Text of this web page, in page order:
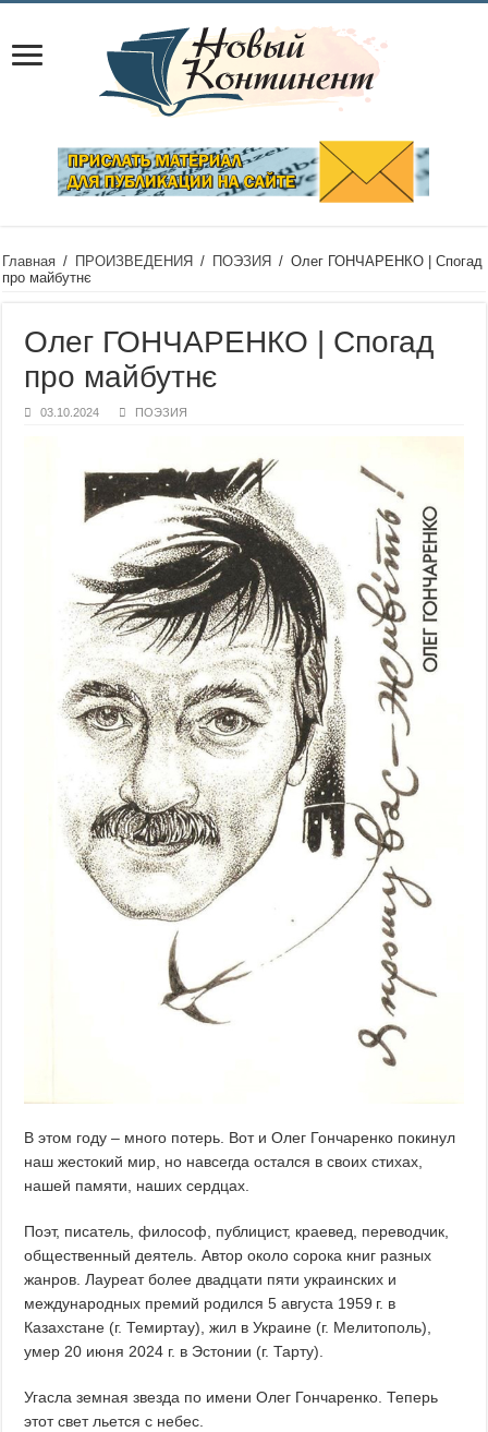
Главная / ПРОИЗВЕДЕНИЯ / ПОЭЗИЯ / Олег ГОНЧАРЕНКО | Спогад
про майбутнє
Олег ГОНЧАРЕНКО | Спогад
про майбутнє
03.10.2024 ПОЭЗИЯ
В этом году – много потерь. Вот и Олег Гончаренко покинул
наш жестокий мир, но навсегда остался в своих стихах,
нашей памяти, наших сердцах.
Поэт, писатель, философ, публицист, краевед, переводчик,
общественный деятель. Автор около сорока книг разных
жанров. Лауреат более двадцати пяти украинских и
международных премий родился 5 августа 1959 г. в
Казахстане (г. Темиртау), жил в Украине (г. Мелитополь),
умер 20 июня 2024 г. в Эстонии (г. Тарту).
Угасла земная звезда по имени Олег Гончаренко. Теперь
этот свет льется с небес.